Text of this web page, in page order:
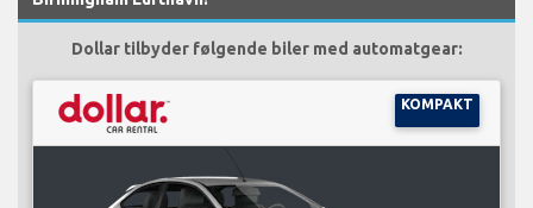
Dollar tilbyder følgende biler med automatgear:
KOMPAKT